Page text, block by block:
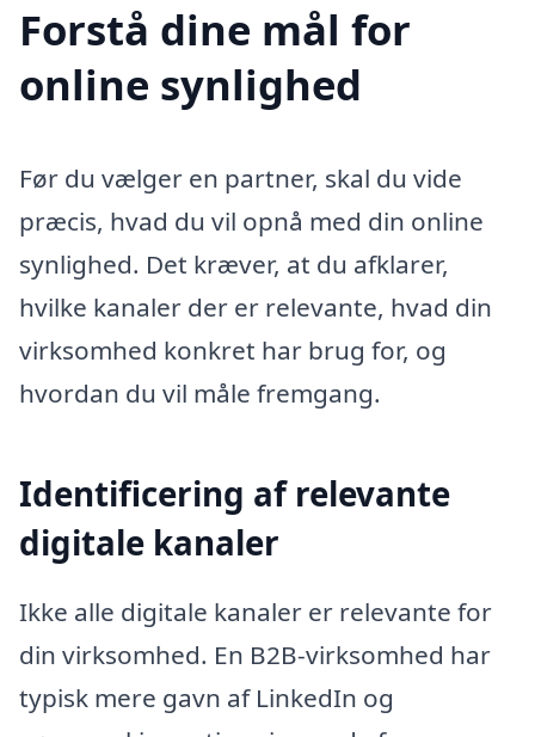
Forstå dine mål for
online synlighed
Før du vælger en partner, skal du vide
præcis, hvad du vil opnå med din online
synlighed. Det kræver, at du afklarer,
hvilke kanaler der er relevante, hvad din
virksomhed konkret har brug for, og
hvordan du vil måle fremgang.
Identificering af relevante
digitale kanaler
Ikke alle digitale kanaler er relevante for
din virksomhed. En B2B-virksomhed har
typisk mere gavn af LinkedIn og